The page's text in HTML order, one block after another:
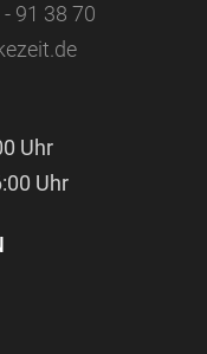
91 38 70
Uhr
Uhr